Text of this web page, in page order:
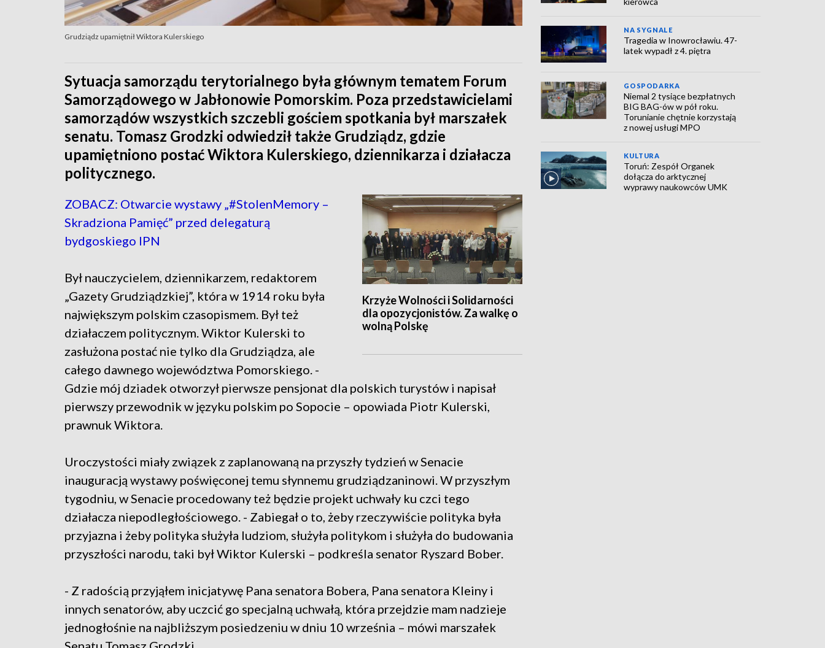
Grudziądz upamiętnił Wiktora Kulerskiego
Sytuacja samorządu terytorialnego była głównym tematem Forum
Samorządowego w Jabłonowie Pomorskim. Poza przedstawicielami
samorządów wszystkich szczebli gościem spotkania był marszałek
senatu. Tomasz Grodzki odwiedził także Grudziądz, gdzie
upamiętniono postać Wiktora Kulerskiego, dziennikarza i działacza
politycznego.
Krzyże Wolności i Solidarności
dla opozycjonistów. Za walkę o
wolną Polskę
ZOBACZ: Otwarcie wystawy „#StolenMemory –
Skradziona Pamięć” przed delegaturą
bydgoskiego IPN
Był nauczycielem, dziennikarzem, redaktorem
„Gazety Grudziądzkiej”, która w 1914 roku była
największym polskim czasopismem. Był też
działaczem politycznym. Wiktor Kulerski to
zasłużona postać nie tylko dla Grudziądza, ale
całego dawnego województwa Pomorskiego. -
Gdzie mój dziadek otworzył pierwsze pensjonat dla polskich turystów i napisał
pierwszy przewodnik w języku polskim po Sopocie – opowiada Piotr Kulerski,
prawnuk Wiktora.
Uroczystości miały związek z zaplanowaną na przyszły tydzień w Senacie
inauguracją wystawy poświęconej temu słynnemu grudziądzaninowi. W przyszłym
tygodniu, w Senacie procedowany też będzie projekt uchwały ku czci tego
działacza niepodległościowego. - Zabiegał o to, żeby rzeczywiście polityka była
przyjazna i żeby polityka służyła ludziom, służyła politykom i służyła do budowania
przyszłości narodu, taki był Wiktor Kulerski – podkreśla senator Ryszard Bober.
- Z radością przyjąłem inicjatywę Pana senatora Bobera, Pana senatora Kleiny i
innych senatorów, aby uczcić go specjalną uchwałą, która przejdzie mam nadzieje
jednogłośnie na najbliższym posiedzeniu w dniu 10 września – mówi marszałek
NA SYGNALE
Tragedia w Inowrocławiu. 47-
latek wypadł z 4. piętra
GOSPODARKA
Niemal 2 tysiące bezpłatnych
BIG BAG-ów w pół roku.
Torunianie chętnie korzystają
z nowej usługi MPO
KULTURA
Toruń: Zespół Organek
dołącza do arktycznej
wyprawy naukowców UMK